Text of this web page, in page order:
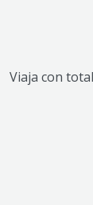
Viaja con